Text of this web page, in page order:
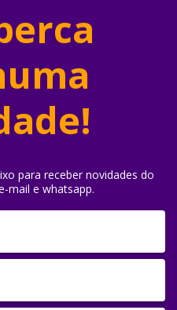
para receber novidades do
mail e whatsapp.